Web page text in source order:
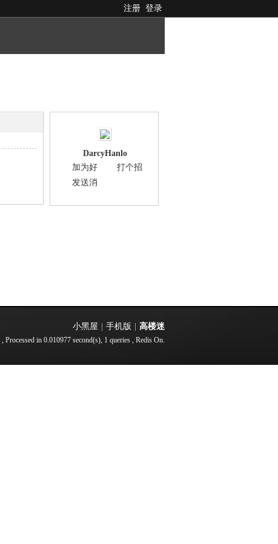
注册 登录
DarcyHanlo
加为好
打个招
发送消
小黑屋 手机版 高楼迷
, Processed in 0.010977 second(s), 1 queries , Redis On.